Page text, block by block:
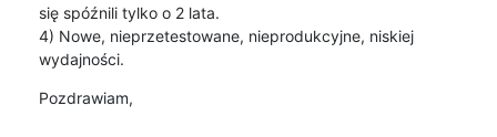
się spóźnili tylko o 2 lata.
4) Nowe, nieprzetestowane, nieprodukcyjne, niskiej
wydajności.
Pozdrawiam,